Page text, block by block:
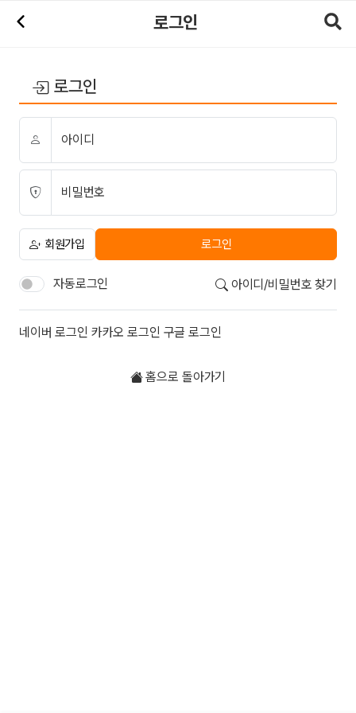
로그인
로그인
아이디
비밀번호
회원가입 로그인
자동로그인 아이디/비밀번호 찾기
소셜계정으로 로그인
네이버 로그인 카카오 로그인 구글 로그인
홈으로 돌아가기